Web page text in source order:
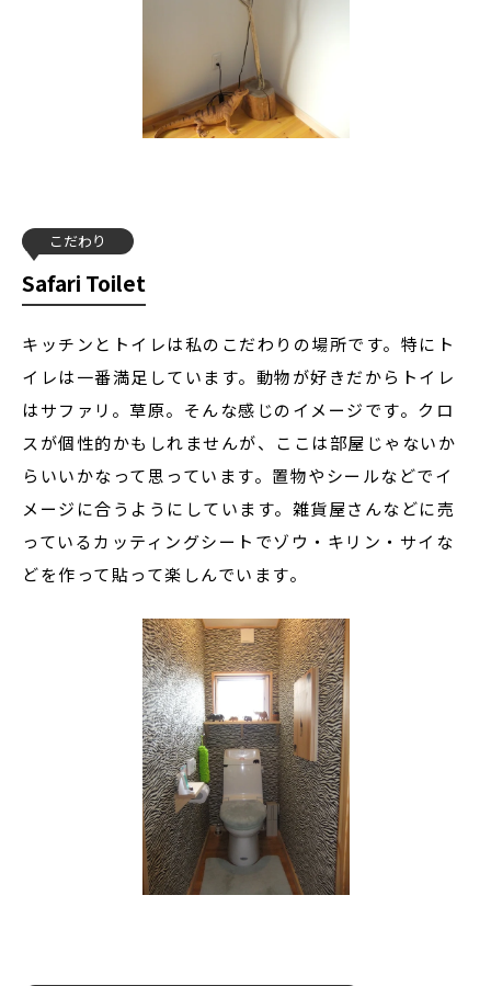
こだわり
Safari Toilet
キッチンとトイレは私のこだわりの場所です。特にト
イレは一番満足しています。動物が好きだからトイレ
はサファリ。草原。そんな感じのイメージです。クロ
スが個性的かもしれませんが、ここは部屋じゃないか
らいいかなって思っています。置物やシールなどでイ
メージに合うようにしています。雑貨屋さんなどに売
っているカッティングシートでゾウ・キリン・サイな
どを作って貼って楽しんでいます。